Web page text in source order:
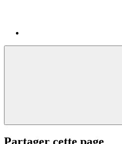
Partager cette page